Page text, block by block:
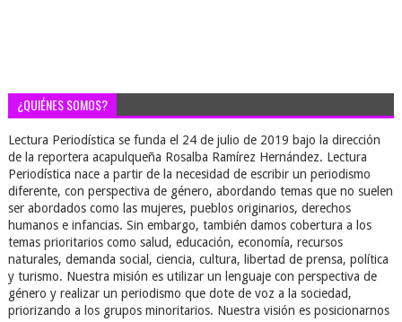
¿QUIÉNES SOMOS?
Lectura Periodística se funda el 24 de julio de 2019 bajo la dirección
de la reportera acapulqueña Rosalba Ramírez Hernández. Lectura
Periodística nace a partir de la necesidad de escribir un periodismo
diferente, con perspectiva de género, abordando temas que no suelen
ser abordados como las mujeres, pueblos originarios, derechos
humanos e infancias. Sin embargo, también damos cobertura a los
temas prioritarios como salud, educación, economía, recursos
naturales, demanda social, ciencia, cultura, libertad de prensa, política
y turismo. Nuestra misión es utilizar un lenguaje con perspectiva de
género y realizar un periodismo que dote de voz a la sociedad,
priorizando a los grupos minoritarios. Nuestra visión es posicionarnos